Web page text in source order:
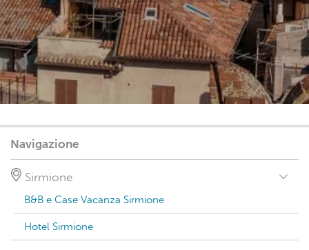
Navigazione
Sirmione
B&B e Case Vacanza Sirmione
Hotel Sirmione